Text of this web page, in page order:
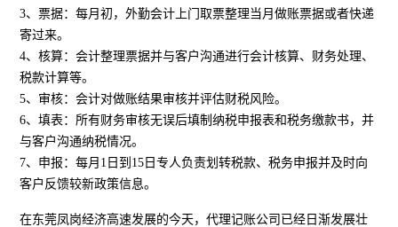
3、票据：每月初，外勤会计上门取票整理当月做账票据或者快递
寄过来。
4、核算：会计整理票据并与客户沟通进行会计核算、财务处理、
税款计算等。
5、审核：会计对做账结果审核并评估财税风险。
6、填表：所有财务审核无误后填制纳税申报表和税务缴款书，并
与客户沟通纳税情况。
7、申报：每月1日到15日专人负责划转税款、税务申报并及时向
客户反馈较新政策信息。
在东莞凤岗经济高速发展的今天，代理记账公司已经日渐发展壮